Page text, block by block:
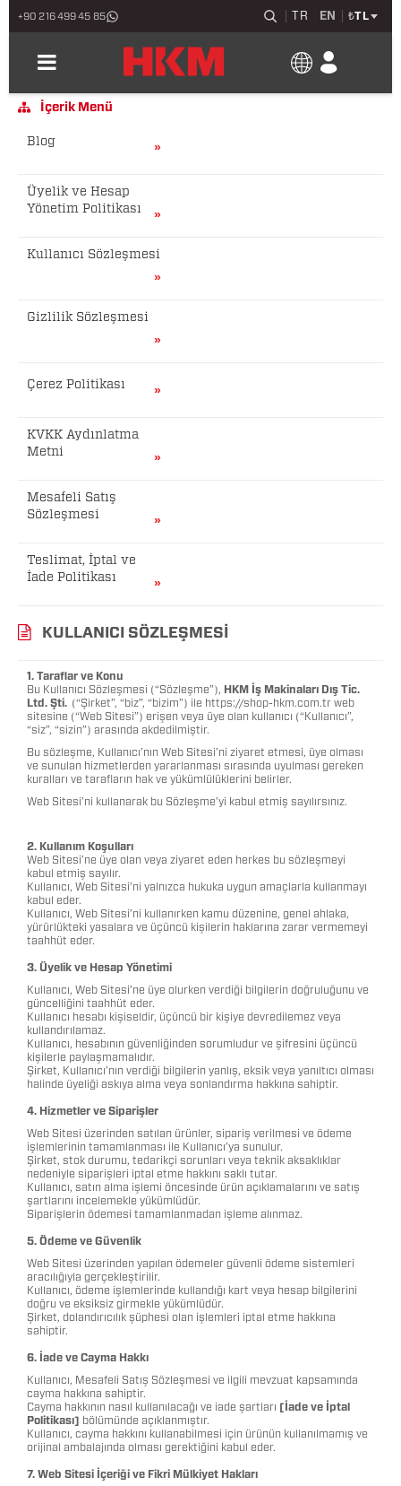
+90 216 499 45 85 TR EN ₺TL
İçerik Menü
Blog
Üyelik ve Hesap
Yönetim Politikası
Kullanıcı Sözleşmesi
Gizlilik Sözleşmesi
Çerez Politikası
KVKK Aydınlatma
Metni
Mesafeli Satış
Sözleşmesi
Teslimat, İptal ve
İade Politikası
KULLANICI SÖZLEŞMESI
1. Taraflar ve Konu
Bu Kullanıcı Sözleşmesi (“Sözleşme”), HKM İş Makinaları Dış Tic.
Ltd. Şti. (“Şirket”, “biz”, “bizim”) ile https://shop-hkm.com.tr web
sitesine (“Web Sitesi”) erişen veya üye olan kullanıcı (“Kullanıcı”,
“siz”, “sizin”) arasında akdedilmiştir.
Bu sözleşme, Kullanıcı’nın Web Sitesi’ni ziyaret etmesi, üye olması
ve sunulan hizmetlerden yararlanması sırasında uyulması gereken
kuralları ve tarafların hak ve yükümlülüklerini belirler.
Web Sitesi’ni kullanarak bu Sözleşme’yi kabul etmiş sayılırsınız.
2. Kullanım Koşulları
Web Sitesi’ne üye olan veya ziyaret eden herkes bu sözleşmeyi
kabul etmiş sayılır.
Kullanıcı, Web Sitesi’ni yalnızca hukuka uygun amaçlarla kullanmayı
kabul eder.
Kullanıcı, Web Sitesi’ni kullanırken kamu düzenine, genel ahlaka,
yürürlükteki yasalara ve üçüncü kişilerin haklarına zarar vermemeyi
taahhüt eder.
3. Üyelik ve Hesap Yönetimi
Kullanıcı, Web Sitesi’ne üye olurken verdiği bilgilerin doğruluğunu ve
güncelliğini taahhüt eder.
Kullanıcı hesabı kişiseldir, üçüncü bir kişiye devredilemez veya
kullandırılamaz.
Kullanıcı, hesabının güvenliğinden sorumludur ve şifresini üçüncü
kişilerle paylaşmamalıdır.
Şirket, Kullanıcı’nın verdiği bilgilerin yanlış, eksik veya yanıltıcı olması
halinde üyeliği askıya alma veya sonlandırma hakkına sahiptir.
4. Hizmetler ve Siparişler
Web Sitesi üzerinden satılan ürünler, sipariş verilmesi ve ödeme
işlemlerinin tamamlanması ile Kullanıcı’ya sunulur.
Şirket, stok durumu, tedarikçi sorunları veya teknik aksaklıklar
nedeniyle siparişleri iptal etme hakkını saklı tutar.
Kullanıcı, satın alma işlemi öncesinde ürün açıklamalarını ve satış
şartlarını incelemekle yükümlüdür.
Siparişlerin ödemesi tamamlanmadan işleme alınmaz.
5. Ödeme ve Güvenlik
Web Sitesi üzerinden yapılan ödemeler güvenli ödeme sistemleri
aracılığıyla gerçekleştirilir.
Kullanıcı, ödeme işlemlerinde kullandığı kart veya hesap bilgilerini
doğru ve eksiksiz girmekle yükümlüdür.
Şirket, dolandırıcılık şüphesi olan işlemleri iptal etme hakkına
sahiptir.
6. İade ve Cayma Hakkı
Kullanıcı, Mesafeli Satış Sözleşmesi ve ilgili mevzuat kapsamında
cayma hakkına sahiptir.
Cayma hakkının nasıl kullanılacağı ve iade şartları [İade ve İptal
Politikası] bölümünde açıklanmıştır.
Kullanıcı, cayma hakkını kullanabilmesi için ürünün kullanılmamış ve
orijinal ambalajında olması gerektiğini kabul eder.
7. Web Sitesi İçeriği ve Fikri Mülkiyet Hakları